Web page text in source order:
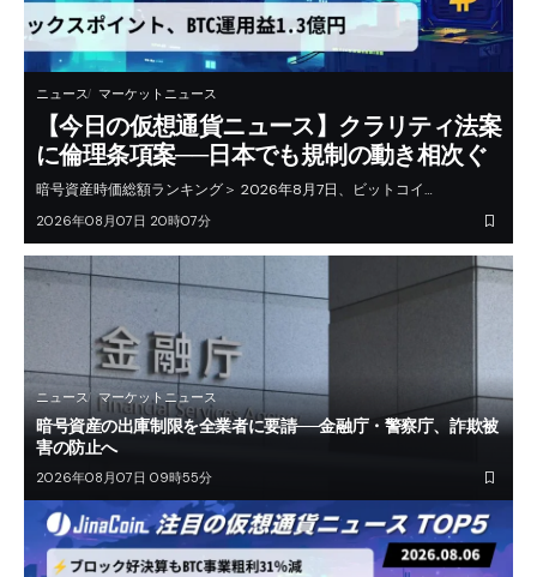
ニュース マーケットニュース
【今日の仮想通貨ニュース】クラリティ法案
に倫理条項案──日本でも規制の動き相次ぐ
暗号資産時価総額ランキング＞ 2026年8月7日、ビットコイ…
2026年08月07日 20時07分
ニュース マーケットニュース
暗号資産の出庫制限を全業者に要請──金融庁・警察庁、詐欺被
害の防止へ
2026年08月07日 09時55分